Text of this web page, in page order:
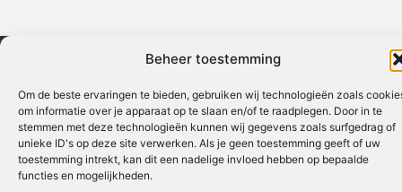
Beheer toestemming
Om de beste ervaringen te bieden, gebruiken wij technologieën zoals
om informatie over je apparaat op te slaan en/of te raadplegen. Door in te
stemmen met deze technologieën kunnen wij gegevens zoals surfgedrag of
unieke ID's op deze site verwerken. Als je geen toestemming geeft of uw
toestemming intrekt, kan dit een nadelige invloed hebben op bepaalde
functies en mogelijkheden.
Aanmelden Beroemdheden Ons
Over ons Partners Website index Uit De Media
Linkbuilding platform: jouw gids naar een sterke online autoriteit
Linkbuilding geld verdienen: zo bouw je een winstgevend online